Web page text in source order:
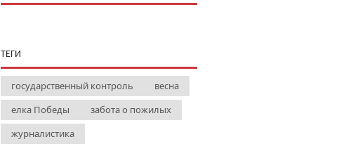
ТЕГИ
государственный контроль
весна
елка Победы
забота о пожилых
журналистика